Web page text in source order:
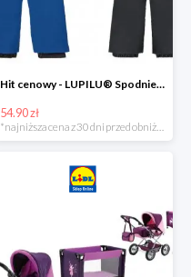
Hit cenowy - LUPILU® Spodnie narciarskie chłopięce
54.90 zł